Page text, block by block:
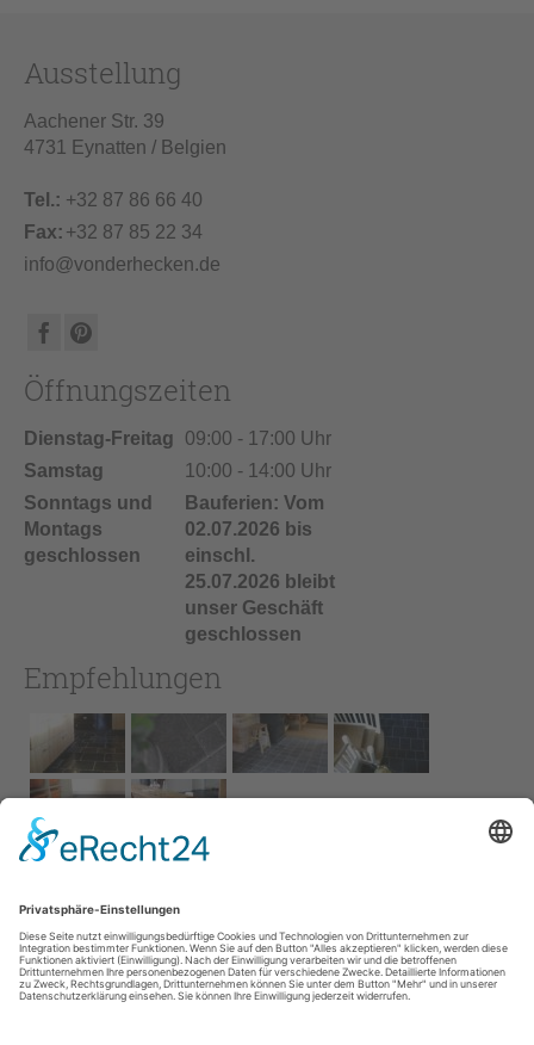
Ausstellung
Aachener Str. 39
4731 Eynatten / Belgien
Tel.: +32 87 86 66 40
Fax: +32 87 85 22 34
info@vonderhecken.de
Öffnungszeiten
Dienstag-Freitag
09:00 - 17:00 Uhr
Samstag
10:00 - 14:00 Uhr
Sonntags und
Montags
geschlossen
Bauferien: Vom
02.07.2026 bis
einschl.
25.07.2026 bleibt
unser Geschäft
geschlossen
Empfehlungen
Impressum
AGB
Service